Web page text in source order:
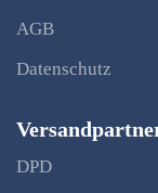
AGB
Datenschutz
DPD